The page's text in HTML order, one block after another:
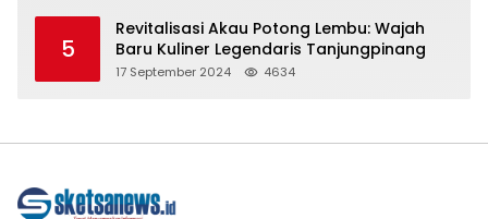
5
Revitalisasi Akau Potong Lembu: Wajah
Baru Kuliner Legendaris Tanjungpinang
17 September 2024 4634